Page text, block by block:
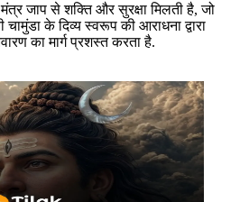
जाप से शक्ति और सुरक्षा मिलती है, जो
चामुंडा के दिव्य स्वरूप की आराधना द्वारा
का मार्ग प्रशस्त करता है.